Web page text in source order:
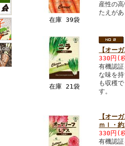
在庫 39袋
産性の
たえが
在庫 21袋
【オー
330円 (
有機認
な味を
も収穫
す。
【オー
ｍｌ・
330円 (
有機認